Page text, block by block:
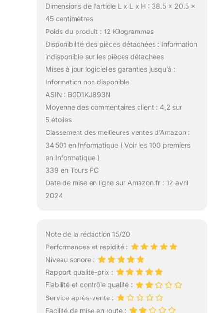
Dimensions de l’article L x L x H : 38.5 x 20.5 x
45 centimètres
Poids du produit : 12 Kilogrammes
Disponibilité des pièces détachées : Information
indisponible sur les pièces détachées
Mises à jour logicielles garanties jusqu’à :
Information non disponible
ASIN : B0D1KJ893N
Moyenne des commentaires client : 4,2 sur
5 étoiles
Classement des meilleures ventes d’Amazon :
34 501 en Informatique ( Voir les 100 premiers
en Informatique )
339 en Tours PC
Date de mise en ligne sur Amazon.fr : 12 avril
2024
Note de la rédaction 15/20
Performances et rapidité :
Niveau sonore :
Rapport qualité-prix :
Fiabilité et contrôle qualité :
Service après-vente :
Facilité de mise en route :